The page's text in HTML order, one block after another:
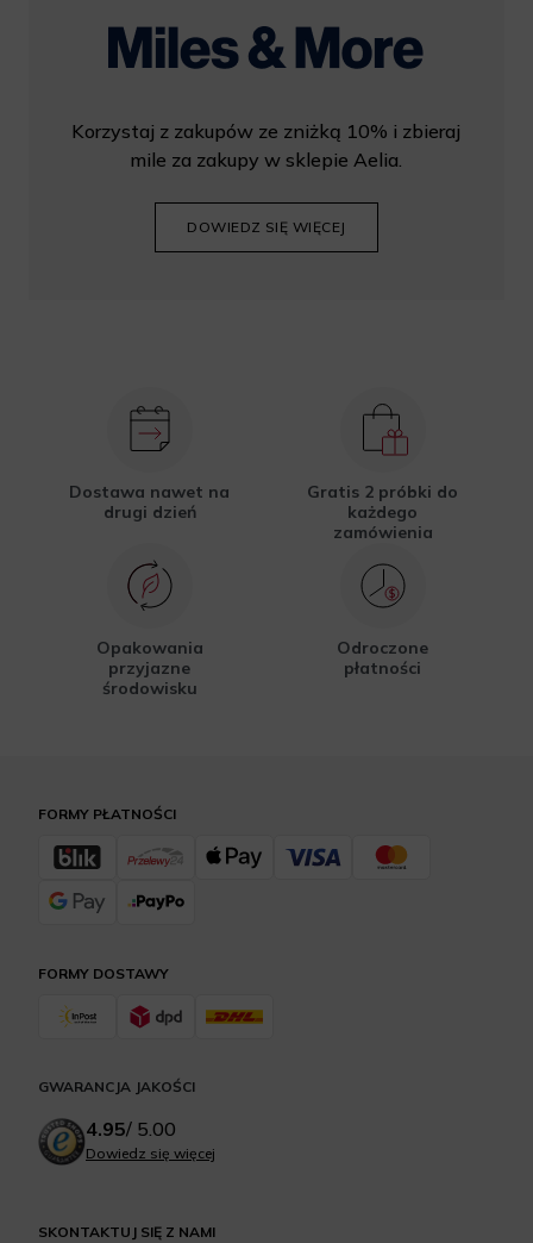
Korzystaj z zakupów ze zniżką 10% i zbieraj
mile za zakupy w sklepie Aelia.
DOWIEDZ SIĘ WIĘCEJ
Dostawa nawet na
drugi dzień
Gratis 2 próbki do
każdego
zamówienia
Opakowania
przyjazne
środowisku
Odroczone
płatności
SKONTAKTUJ SIĘ Z NAMI
FORMY DOSTAWY
FORMY PŁATNOŚCI
GWARANCJA JAKOŚCI
4.95/ 5.00
Dowiedz się więcej